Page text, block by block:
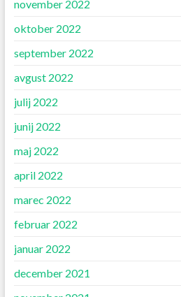
november 2022
oktober 2022
september 2022
avgust 2022
julij 2022
junij 2022
maj 2022
april 2022
marec 2022
februar 2022
januar 2022
december 2021